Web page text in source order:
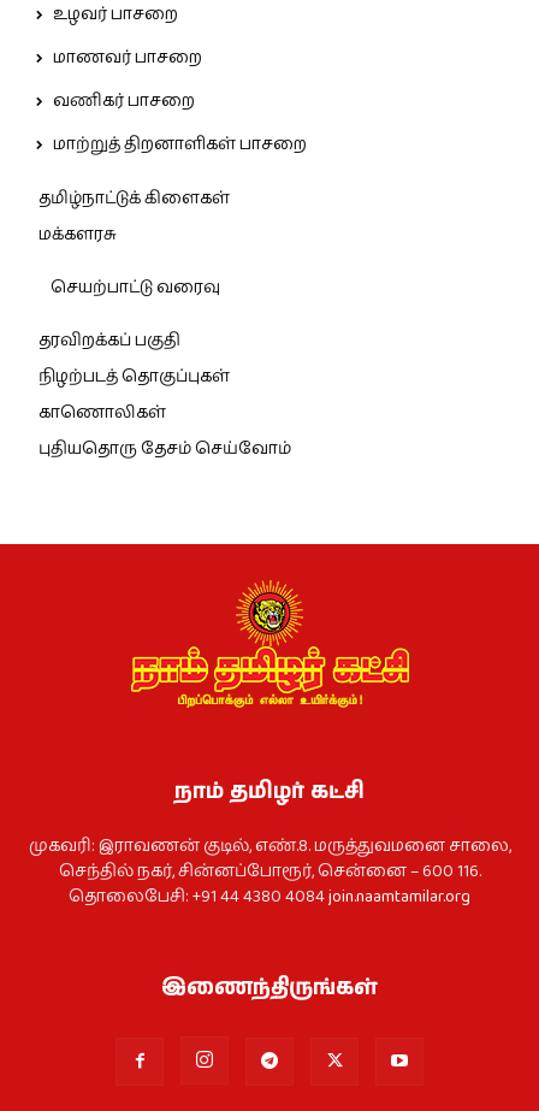
உழவர் பாசறை
மாணவர் பாசறை
வணிகர் பாசறை
மாற்றுத் திறனாளிகள் பாசறை
தமிழ்நாட்டுக் கிளைகள்
மக்களரசு
செயற்பாட்டு வரைவு
தரவிறக்கப் பகுதி
நிழற்படத் தொகுப்புகள்
காணொலிகள்
புதியதொரு தேசம் செய்வோம்
நாம் தமிழர் கட்சி
முகவரி: இராவணன் குடில், எண்.8. மருத்துவமனை சாலை,
செந்தில் நகர், சின்னப்போரூர், சென்னை – 600 116.
தொலைபேசி: +91 44 4380 4084join.naamtamilar.org
இணைந்திருங்கள்